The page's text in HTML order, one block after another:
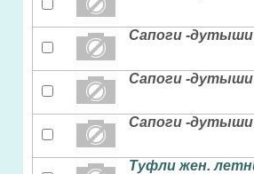
Сапоги -дутыши
Сапоги -дутыши
Сапоги -дутыши
Туфли жен.